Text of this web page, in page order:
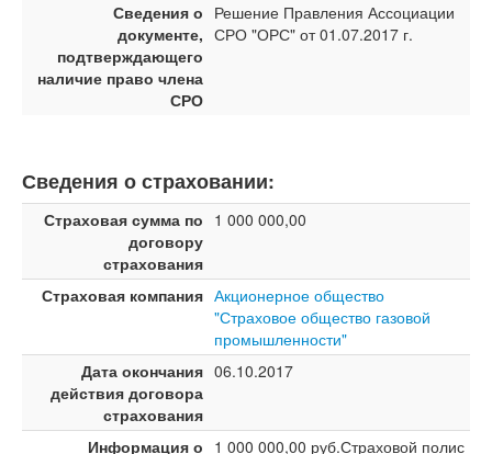
Сведения о
документе,
подтверждающего
наличие право члена
СРО
Решение Правления Ассоциации
СРО "ОРС" от 01.07.2017 г.
Сведения о страховании:
Страховая сумма по
договору
страхования
1 000 000,00
Страховая компания Акционерное общество
"Страховое общество газовой
промышленности"
Дата окончания
действия договора
страхования
06.10.2017
Информация о 1 000 000,00 руб.Страховой полис